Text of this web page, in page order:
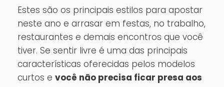
Estes são os principais estilos para apostar
neste ano e arrasar em festas, no trabalho,
restaurantes e demais encontros que você
tiver. Se sentir livre é uma das principais
características oferecidas pelos modelos
curtos e você não precisa ficar presa aos